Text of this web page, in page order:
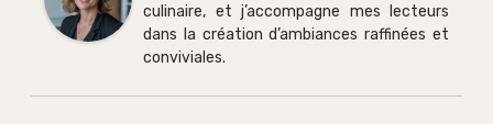
culinaire, et j’accompagne mes lecteurs
dans la création d’ambiances raffinées et
conviviales.